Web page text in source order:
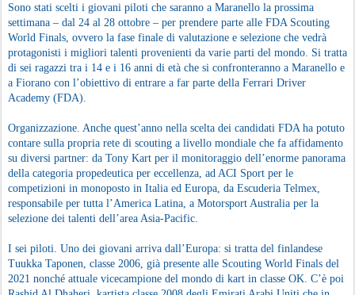
Sono stati scelti i giovani piloti che saranno a Maranello la prossima
settimana – dal 24 al 28 ottobre – per prendere parte alle FDA Scouting
World Finals, ovvero la fase finale di valutazione e selezione che vedrà
protagonisti i migliori talenti provenienti da varie parti del mondo. Si tratta
di sei ragazzi tra i 14 e i 16 anni di età che si confronteranno a Maranello e
a Fiorano con l’obiettivo di entrare a far parte della Ferrari Driver
Academy (FDA).
Organizzazione. Anche quest’anno nella scelta dei candidati FDA ha potuto
contare sulla propria rete di scouting a livello mondiale che fa affidamento
su diversi partner: da Tony Kart per il monitoraggio dell’enorme panorama
della categoria propedeutica per eccellenza, ad ACI Sport per le
competizioni in monoposto in Italia ed Europa, da Escuderia Telmex,
responsabile per tutta l’America Latina, a Motorsport Australia per la
selezione dei talenti dell’area Asia-Pacific.
I sei piloti. Uno dei giovani arriva dall’Europa: si tratta del finlandese
Tuukka Taponen, classe 2006, già presente alle Scouting World Finals del
2021 nonché attuale vicecampione del mondo di kart in classe OK. C’è poi